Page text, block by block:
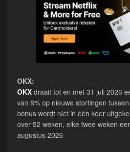
OKX:
OKX draait tot en met 31 juli 2026
van 8% op nieuwe stortingen
bonus wordt niet in één keer
over 52 weken, elke twee weken
augustus 2026